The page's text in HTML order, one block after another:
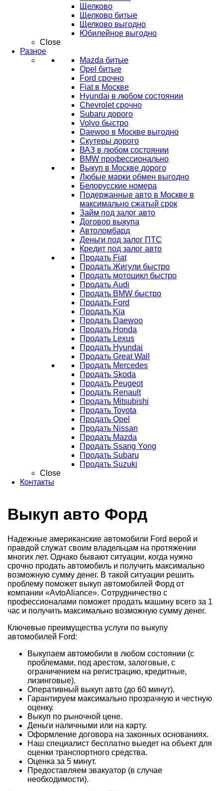
Щелково
Щелково битые
Щелково выгодно
Юбилейное выгодно
Close
Разное
Mazda битые
Opel битые
Ford срочно
Fiat в Москве
Hyundai в любом состоянии
Chevrolet срочно
Subaru дорого
Volvo быстро
Daewoo в Москве выгодно
Скутеры дорого
ВАЗ в любом состоянии
BMW профессионально
Выкуп в Москве дорого
Любые марки обмен выгодно
Белорусские номера
Подержанные авто в Москве в
максимально сжатый срок
Займ под залог авто
Договор выкупа
Автоломбард
Деньги под залог ПТС
Кредит под залог авто
Продать Fiat
Продать Жигули быстро
Продать мотоцикл быстро
Продать Audi
Продать BMW быстро
Продать Ford
Продать Kia
Продать Daewoo
Продать Honda
Продать Lexus
Продать Hyundai
Продать Great Wall
Продать Mercedes
Продать Skoda
Продать Peugeot
Продать Renault
Продать Mitsubishi
Продать Toyota
Продать Opel
Продать Nissan
Продать Mazda
Продать Ssang Yong
Продать Subaru
Продать Suzuki
Close
Контакты
Выкуп авто Форд
Надежные американские автомобили Ford верой и
правдой служат своим владельцам на протяжении
многих лет. Однако бывают ситуации, когда нужно
срочно продать автомобиль и получить максимально
возможную сумму денег. В такой ситуации решить
проблему поможет выкуп автомобилей Форд от
компании «AvtoAliance». Сотрудничество с
профессионалами поможет продать машину всего за 1
час и получить максимально возможную сумму денег.
Ключевые преимущества услуги по выкупу
автомобилей Ford:
Выкупаем автомобили в любом состоянии (с
проблемами, под арестом, залоговые, с
ограничением на регистрацию, кредитные,
лизинговые).
Оперативный выкуп авто (до 60 минут).
Гарантируем максимально прозрачную и честную
оценку.
Выкуп по рыночной цене.
Деньги наличными или на карту.
Оформление договора на законных основаниях.
Наш специалист бесплатно выедет на объект для
оценки транспортного средства.
Оценка за 5 минут.
Предоставляем эвакуатор (в случае
необходимости).